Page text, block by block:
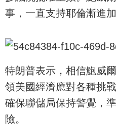
事，一直支持耶倫漸進
特朗普表示，相信鮑威
領美國經濟應對各種挑
確保聯儲局保持警覺，
險。